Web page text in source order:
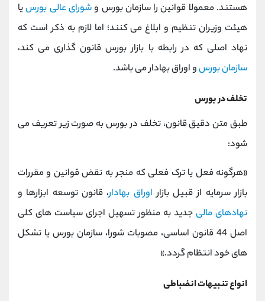
هستند. معمولا قوانین را سازمان بورس وشورای عالی بورسیا
هیئت وزیران تنظیم و ابلاغ می کنند؛ اما لازم به ذکر است که
نهاد اصلی که در رابطه با بازار بورس قانون گذاری می کند،
سازمان بورسو اوراق بهادار می باشد.
تخلف در بورس
طبق متن دقیق قانون، تخلف در بورس به صورت زیر تعریف می
شود:
«هرگونه فعل یا ترک فعلی که منجر به نقض قوانین و مقررات
بازار سرمایه از قبیل بازار اوراق بهادار، قانون توسعه ابزارها و
نهادهای مالی جدید به منظور تسهیل اجرای سیاست های کلی
اصل 44 قانون اساسی، مصوبات شورا، سازمان بورس یا تشکل
های خود انتظام گردد.»
انواع تنبیهات انضباطی